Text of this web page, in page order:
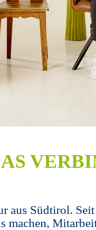
aus Südtirol.
machen,